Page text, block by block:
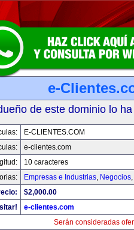
e-
de este dominio lo
E-CLIENTES.COM
e-clientes.com
10 caracteres
Empresas e Industrias, Negocios,
$2,000.00
e-clientes.com
Serán consideradas